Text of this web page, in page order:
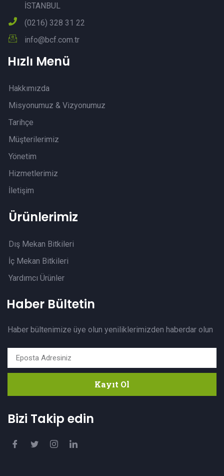
İSTANBUL
(0216) 328 31 22
info@bcf.com.tr
Hızlı Menü
Hakkımızda
Misyonumuz & Vizyonumuz
Tarihçe
Müşterilerimiz
Yönetim
Hizmetlerimiz
İletişim
Ürünlerimiz
Dış Mekan Bitkileri
İç Mekan Bitkileri
Yardımcı Ürünler
Haber Bültetin
Haber bültenimize üye olun yeniliklerimizden haberdar olun
Kayıt Ol
Bizi Takip edin